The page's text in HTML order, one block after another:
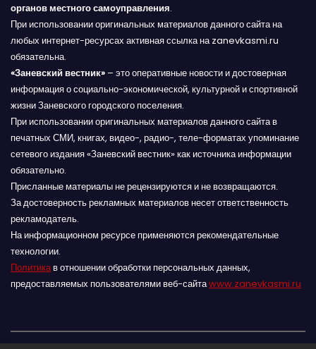
органов местного самоуправления.
При использовании оригинальных материалов данного сайта на
любых интернет-ресурсах активная ссылка на zanevkasmi.ru
обязательна.
«Заневский вестник» – это оперативные новости и достоверная
информация о социально-экономической, культурной и спортивной
жизни Заневского городского поселения.
При использовании оригинальных материалов данного сайта в
печатных СМИ, книгах, видео-, радио-, теле-форматах упоминание
сетевого издания «Заневский вестник» как источника информации
обязательно.
Присланные материалы не рецензируются и не возвращаются.
За достоверность рекламных материалов несет ответственность
рекламодатель.
На информационном ресурсе применяются рекомендательные
технологии.
Политикав отношении обработки персональных данных,
предоставляемых пользователями веб-сайтаwww.zanevkasmi.ru